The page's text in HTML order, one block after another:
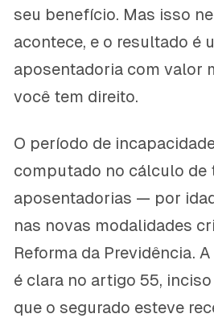
seu benefício. Mas isso
acontece, e o resultado é
aposentadoria com valor
você tem direito.
O período de
computado no cálculo de
aposentadorias — por
nas novas modalidades
Reforma da Previdência. A
é clara no artigo 55,
que o segurado esteve